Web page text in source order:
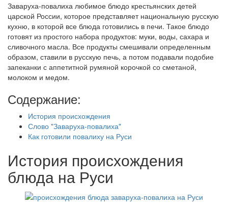
Заваруха-повалиха ­любимое блюдо крестьянских детей
царской России, которое представляет национальную русскую
кухню, в которой все блюда готовились в печи. Такое блюдо
готовят из простого набора продуктов: муки, воды, сахара и
сливочного масла. Все продукты смешивали определенным
образом, ставили в русскую печь, а потом подавали подобие
запеканки с аппетитной румяной корочкой со сметаной,
молоком и медом.
Содержание:
История происхождения
Слово "Заваруха-повалиха"
Как готовили повалиху на Руси
История происхождения
блюда на Руси